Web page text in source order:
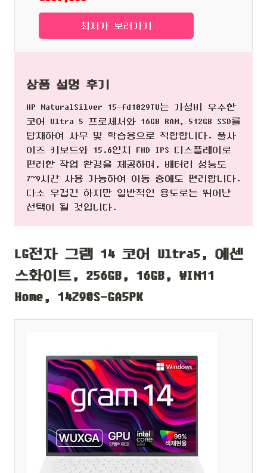
최저가 보러가기
상품 설명 후기
HP NaturalSilver 15-fd1029TU는 가성비 우수한
코어 Ultra 5 프로세서와 16GB RAM, 512GB SSD를
탑재하여 사무 및 학습용으로 적합합니다. 풀사
이즈 키보드와 15.6인치 FHD IPS 디스플레이로
편리한 작업 환경을 제공하며, 배터리 성능도
7~9시간 사용 가능하여 이동 중에도 편리합니다.
다소 무겁긴 하지만 일반적인 용도로는 뛰어난
선택이 될 것입니다.
LG전자 그램 14 코어 Ultra5, 에센
스화이트, 256GB, 16GB, WIN11
Home, 14Z90S-GA5PK